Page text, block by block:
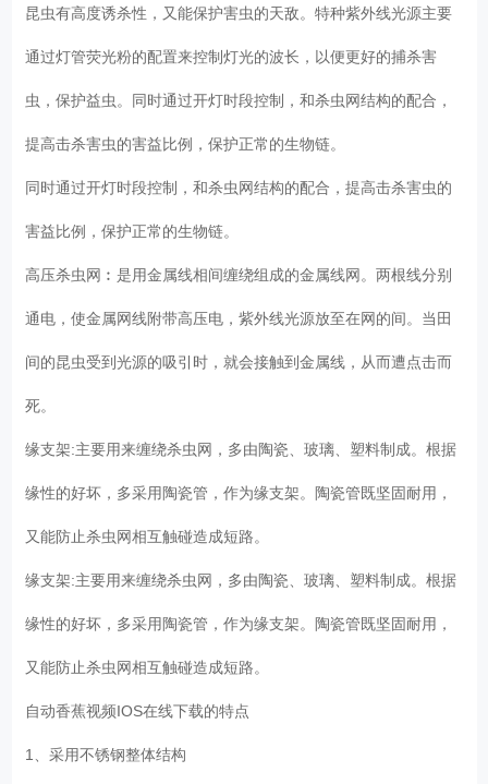
昆虫有高度诱杀性，又能保护害虫的天敌。特种紫外线光源主要
通过灯管荧光粉的配置来控制灯光的波长，以便更好的捕杀害
虫，保护益虫。同时通过开灯时段控制，和杀虫网结构的配合，
提高击杀害虫的害益比例，保护正常的生物链。
同时通过开灯时段控制，和杀虫网结构的配合，提高击杀害虫的
害益比例，保护正常的生物链。
高压杀虫网︰是用金属线相间缠绕组成的金属线网。两根线分别
通电，使金属网线附带高压电，紫外线光源放至在网的间。当田
间的昆虫受到光源的吸引时，就会接触到金属线，从而遭点击而
死。
缘支架:主要用来缠绕杀虫网，多由陶瓷、玻璃、塑料制成。根据
缘性的好坏，多采用陶瓷管，作为缘支架。陶瓷管既坚固耐用，
又能防止杀虫网相互触碰造成短路。
缘支架:主要用来缠绕杀虫网，多由陶瓷、玻璃、塑料制成。根据
缘性的好坏，多采用陶瓷管，作为缘支架。陶瓷管既坚固耐用，
又能防止杀虫网相互触碰造成短路。
自动香蕉视频IOS在线下载的特点
1、采用不锈钢整体结构